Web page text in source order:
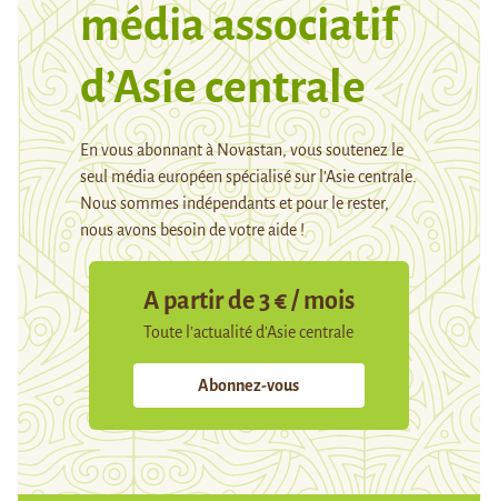
média associatif
d’Asie centrale
En vous abonnant à Novastan, vous soutenez le
seul média européen spécialisé sur l’Asie centrale.
Nous sommes indépendants et pour le rester,
nous avons besoin de votre aide !
A partir de 3 € / mois
Toute l’actualité d’Asie centrale
Abonnez-vous